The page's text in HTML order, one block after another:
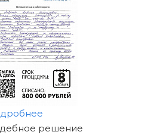
ИЗБАВЛЯТЬСЯ